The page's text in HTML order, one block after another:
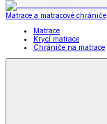
Matrace a matracové chrániče
Matrace
Krycí matrace
Chrániče na matrace